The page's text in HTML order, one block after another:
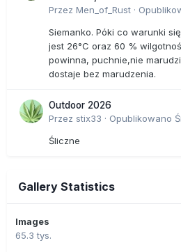
Przez Men_of_Rust ·
Siemanko. Póki co warunki
jest 26°C oraz 60 %
powinna, puchnie,nie
dostaje bez marudzenia.
Outdoor 2026
Przez stix33 · Opublikowano
Śliczne
Gallery Statistics
Images
65.3 tys.